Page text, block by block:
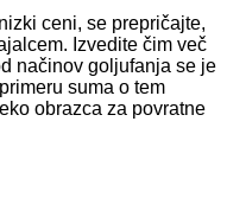
ceni, se prepričajte,
Izvedite čim več
načinov goljufanja se je
suma o tem
obrazca za povratne